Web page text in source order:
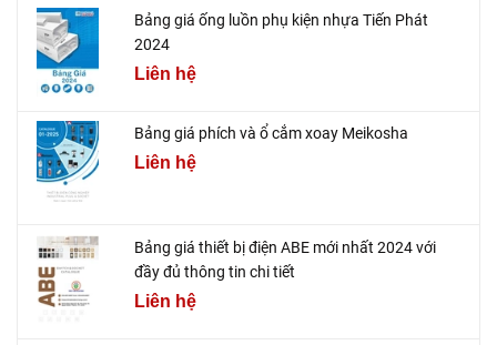
Bảng giá ống luồn phụ kiện nhựa Tiến Phát
2024
Liên hệ
Bảng giá phích và ổ cắm xoay Meikosha
Liên hệ
Bảng giá thiết bị điện ABE mới nhất 2024 với
đầy đủ thông tin chi tiết
Liên hệ